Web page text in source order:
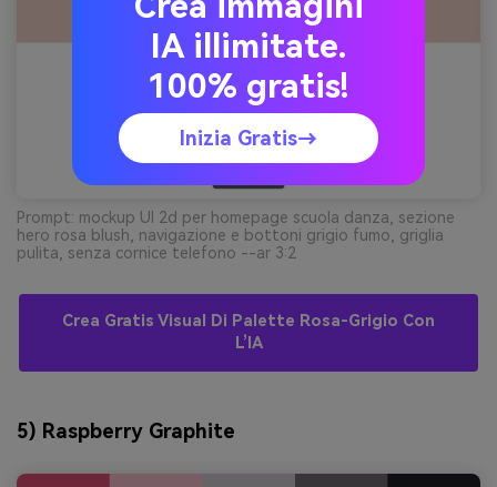
Prompt: mockup UI 2d per homepage scuola danza, sezione
hero rosa blush, navigazione e bottoni grigio fumo, griglia
pulita, senza cornice telefono --ar 3:2
Crea Gratis Visual Di Palette Rosa-Grigio Con
L’IA
5) Raspberry Graphite
IA illimitate.
100% gratis!
Inizia Gratis→